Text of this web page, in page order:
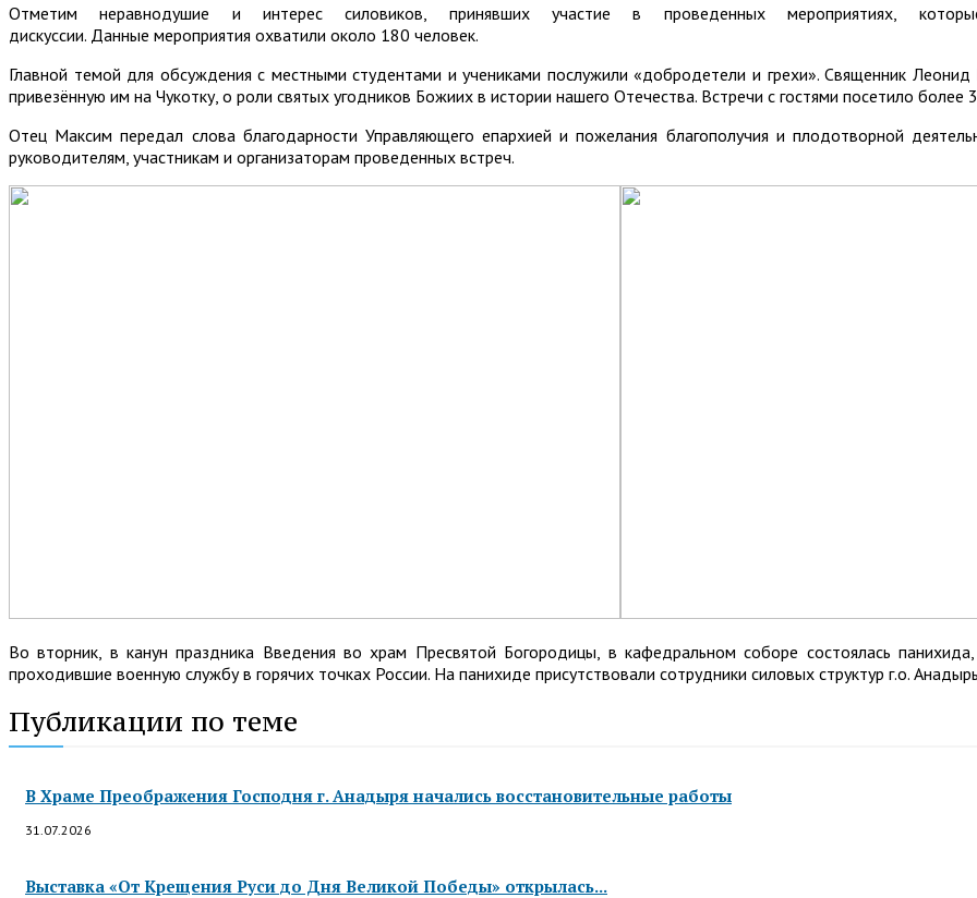
Отметим неравнодушие и интерес силовиков, принявших участие в проведенных мероприятиях,
дискуссии. Данные мероприятия охватили около 180 человек.
Главной темой для обсуждения с местными студентами и учениками послужили «добродетели и грехи». Священник
привезённую им на Чукотку, о роли святых угодников Божиих в истории нашего Отечества. Встречи с гостями посетило
Отец Максим передал слова благодарности Управляющего епархией и пожелания благополучия и плодотворной
руководителям, участникам и организаторам проведенных встреч.
Во вторник, в канун праздника Введения во храм Пресвятой Богородицы, в кафедральном соборе состоялась
проходившие военную службу в горячих точках России. На панихиде присутствовали сотрудники силовых структур г.о.
Публикации по теме
В Храме Преображения Господня г. Анадыря начались восстановительные работы
31.07.2026
Выставка «От Крещения Руси до Дня Великой Победы» открылась...